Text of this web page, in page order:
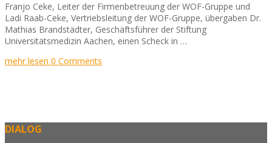
Franjo Ceke, Leiter der Firmenbetreuung der WOF-Gruppe und
Ladi Raab-Ceke, Vertriebsleitung der WOF-Gruppe, übergaben Dr.
Mathias Brandstädter, Geschäftsführer der Stiftung
Universitätsmedizin Aachen, einen Scheck in …
mehr lesen 0 Comments
DIALOG